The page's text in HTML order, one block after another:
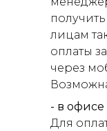
лицам
оплаты
через
- в офисе
Для